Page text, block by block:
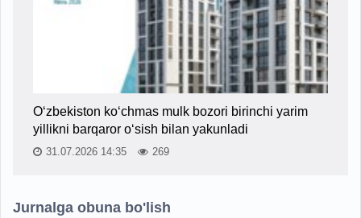
O‘zbekiston ko‘chmas mulk bozori birinchi yarim
yillikni barqaror o‘sish bilan yakunladi
31.07.2026 14:35 269
Jurnalga obuna bo'lish